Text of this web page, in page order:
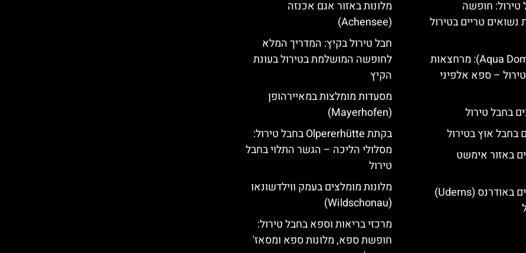
טירול: חופשה
נשואים טריים בטירול
אקווה דום (Aqua Dome): מרחצאות
– ספא אלפיני
בחבל אוץ בטירול
באזור אימשט
מלונות מומלצים באודרנס (Uderns)
מלונות באזור אגם אכנזה
(Achensee)
חבל טירול בקיץ: המדריך המלא
לחופשה המושלמת בטירול בעונת
הקיץ
מסעדות מומלצות במאיירהופן
(Mayerhofen)
בקתת Olpererhütte בחבל טירול:
מסלולי הליכה – הגשר התלוי בחבל
טירול
מלונות מומלצים בעמק ווילדשונאו
(Wildschonau)
מרכזי בריאות וספא בחבל טירול:
חופשת ספא, מלונות ספא ומסאז'